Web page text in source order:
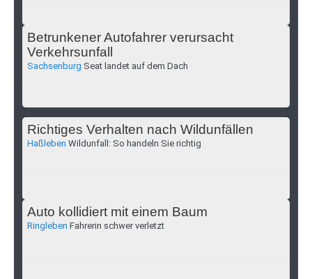
Betrunkener Autofahrer verursacht
Verkehrsunfall
Sachsenburg Seat landet auf dem Dach
Richtiges Verhalten nach Wildunfällen
Haßleben Wildunfall: So handeln Sie richtig
Auto kollidiert mit einem Baum
Ringleben Fahrerin schwer verletzt